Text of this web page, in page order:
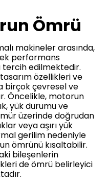
Ömrü
makineler arasında,
performans
tercih edilmektedir.
özellikleri ve
birçok çevresel ve
Öncelikle, motorun
yük durumu ve
üzerinde doğrudan
veya aşırı yük
gerilim nedeniyle
ömrünü kısaltabilir.
bileşenlerin
de ömrü belirleyici